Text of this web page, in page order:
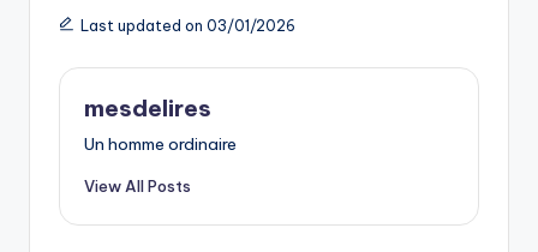
Last updated on 03/01/2026
mesdelires
Un homme ordinaire
View All Posts